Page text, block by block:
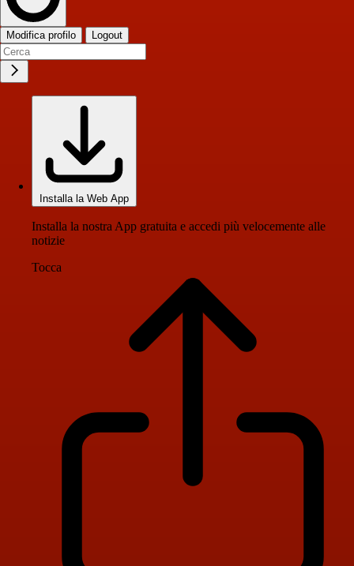
Modifica profilo Logout
Installa la Web App
Installa la nostra App gratuita e accedi più velocemente alle
notizie
Tocca